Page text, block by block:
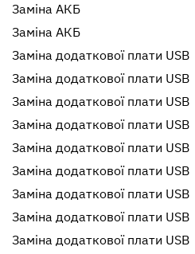
Заміна АКБ
Заміна АКБ
Заміна додаткової плати USB
Заміна додаткової плати USB
Заміна додаткової плати USB
Заміна додаткової плати USB
Заміна додаткової плати USB
Заміна додаткової плати USB
Заміна додаткової плати USB
Заміна додаткової плати USB
Заміна додаткової плати USB